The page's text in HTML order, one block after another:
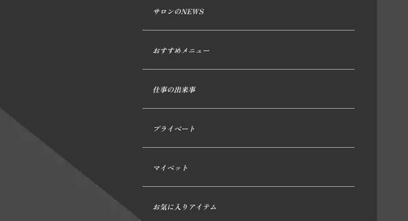
サロンのNEWS
おすすめメニュー
仕事の出来事
プライベート
マイペット
お気に入りアイテム